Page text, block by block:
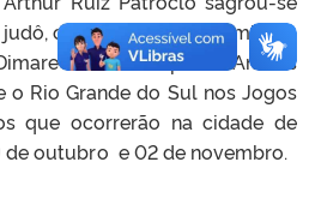
categoria pesado feminino,
foi campeã. Ambos
o Rio Grande do Sul nos Jogos
que ocorrerão na cidade de
de outubro e 02 de novembro.